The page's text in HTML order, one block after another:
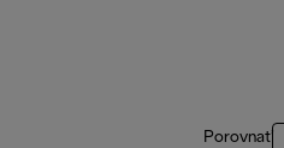
Porovnať